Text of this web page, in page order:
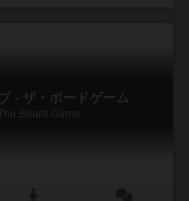
- ザ・ボードゲーム
Board Game